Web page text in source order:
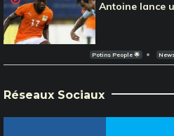
Antoine lance
Potins People 🌟
Réseaux Sociaux